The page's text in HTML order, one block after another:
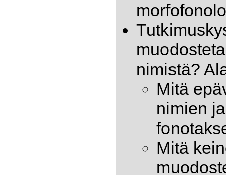
nimistä?
Mitä
nimien
Mitä